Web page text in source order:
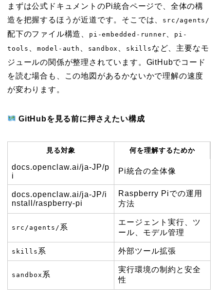
まずは公式ドキュメントのPi統合ページで、全体の構
造を把握するほうが近道です。そこでは、
src/agents/
配下のファイル構造、 pi-embedded-runner
pi-
tools
model-auth sandbox skills など、主要なモ
ジュールの関係が整理されています。GitHubでコード
を読む場合も、この地図があるかないかで理解の速度
が変わります。
GitHubを見る前に押さえたい構成
見る対象 何を理解するためか
docs.openclaw.ai/ja-JP/p
i
Pi統合の全体像
docs.openclaw.ai/ja-JP/i
nstall/raspberry-pi
Raspberry Piでの運用
方法
src/agents/ 系
エージェント実行、ツ
ール、モデル管理
skills 系 外部ツール拡張
sandbox 系
実行環境の制約と安全
性